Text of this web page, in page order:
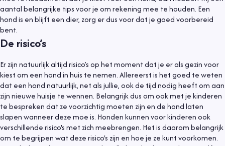
aantal belangrijke tips voor je om rekening mee te houden. Een
hond is en blijft een dier, zorg er dus voor dat je goed voorbereid
bent.
De risico’s
Er zijn natuurlijk altijd risico’s op het moment dat je er als gezin voor
kiest om een hond in huis te nemen. Allereerst is het goed te weten
dat een hond natuurlijk, net als jullie, ook de tijd nodig heeft om aan
zijn nieuwe huisje te wennen. Belangrijk dus om ook met je kinderen
te bespreken dat ze voorzichtig moeten zijn en de hond laten
slapen wanneer deze moe is. Honden kunnen voor kinderen ook
verschillende risico's met zich meebrengen. Het is daarom belangrijk
om te begrijpen wat deze risico's zijn en hoe je ze kunt voorkomen.